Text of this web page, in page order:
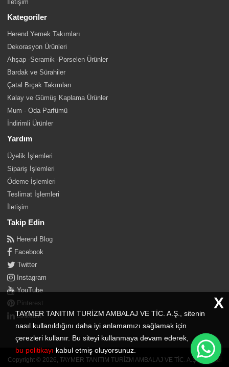
İletişim
Kategoriler
Herend Yemek Takımları
Dekorasyon Ürünleri
Ahşap -Seramik -Porselen Ürünler
Bardak ve Sürahiler
Çatal Bıçak Takımları
Kalay ve Gümüş Kaplama Ürünler
Mum - Oda Parfümü
İndirimli Ürünler
Yardım
Üyelik İşlemleri
Sipariş İşlemleri
Ödeme İşlemleri
Teslimat İşlemleri
İletişim
Takip Edin
Herend Blog
Facebook
Twitter
Instagram
YouTube
Pinterest
Linkedin
Copyright © 2026, TAYMER TANITIM TURİZM AMBALAJ VE TİC. A.Ş. | İkipixel
TAYMER TANITIM TURİZM AMBALAJ VE TİC. A.Ş., sitenin
nasıl kullanıldığını daha iyi anlamamızı sağlamak için
çerezleri kullanır. Bu siteyi kullanmaya devam ederek,
bu politikayı kabul etmiş oluyorsunuz.
X